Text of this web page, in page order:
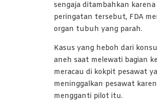
sengaja ditambahkan
peringatan tersebut, FDA
organ tubuh yang parah.
Kasus yang heboh dari
aneh saat melewati bagian
meracau di kokpit pesawat
meninggalkan pesawat
mengganti pilot itu.